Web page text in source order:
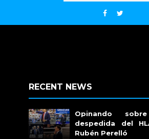
RECENT NEWS
Opinando
despedida del
Rubén Perelló